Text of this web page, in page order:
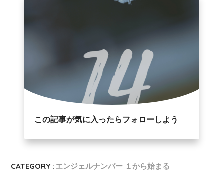
この記事が気に入ったらフォローしよう
CATEGORY : エンジェルナンバー １から始まる